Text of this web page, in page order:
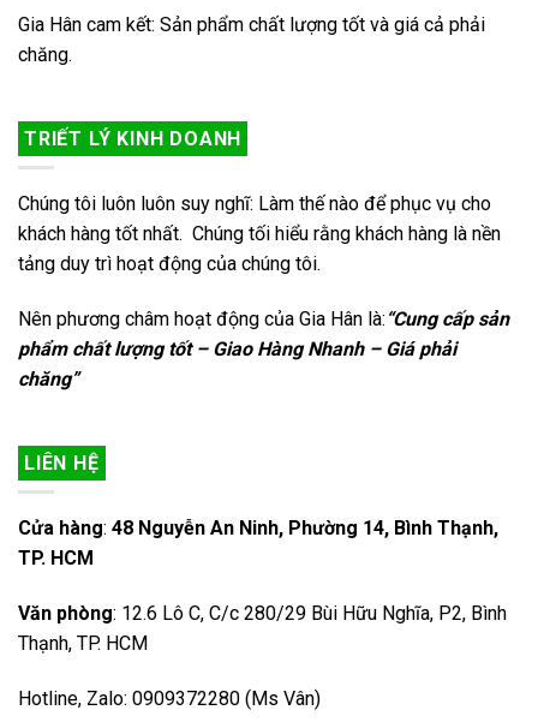
Gia Hân cam kết: Sản phẩm chất lượng tốt và giá cả phải
chăng.
TRIẾT LÝ KINH DOANH
Chúng tôi luôn luôn suy nghĩ: Làm thế nào để phục vụ cho
khách hàng tốt nhất. Chúng tối hiểu rằng khách hàng là nền
tảng duy trì hoạt động của chúng tôi.
Nên phương châm hoạt động của Gia Hân là: “Cung cấp sản
phẩm chất lượng tốt – Giao Hàng Nhanh – Giá phải
chăng”
LIÊN HỆ
Cửa hàng: 48 Nguyễn An Ninh, Phường 14, Bình Thạnh,
TP. HCM
Văn phòng: 12.6 Lô C, C/c 280/29 Bùi Hữu Nghĩa, P2, Bình
Thạnh, TP. HCM
Hotline, Zalo: 0909372280 (Ms Vân)